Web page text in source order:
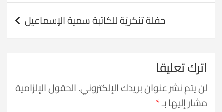
حفلة تنكريّة للكاتبة سمية الإسماعيل
اترك تعليقاً
لن يتم نشر عنوان بريدك الإلكتروني.الحقول الإلزامية
مشار إليها بـ*